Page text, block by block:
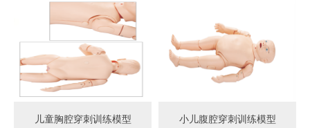
儿童胸腔穿刺训练模型 小儿腹腔穿刺训练模型